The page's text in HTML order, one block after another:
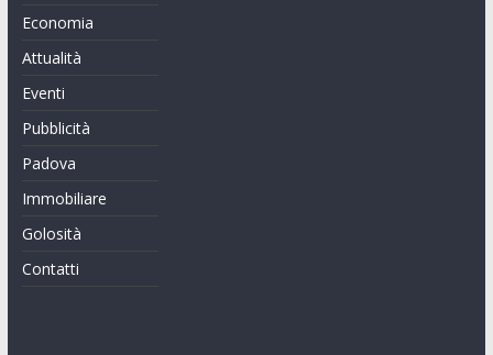
Economia
Attualità
Eventi
Pubblicità
Padova
Immobiliare
Golosità
Contatti